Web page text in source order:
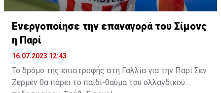
Ενεργοποίησε την επαναγορά του Σίμονς
η Παρί
16.07.2023 12:43
Το δρόμο της επιστροφής στη Γαλλία για την Παρί Σεν
Ζερμέν θα πάρει το παιδί-θαύμα του ολλανδικού